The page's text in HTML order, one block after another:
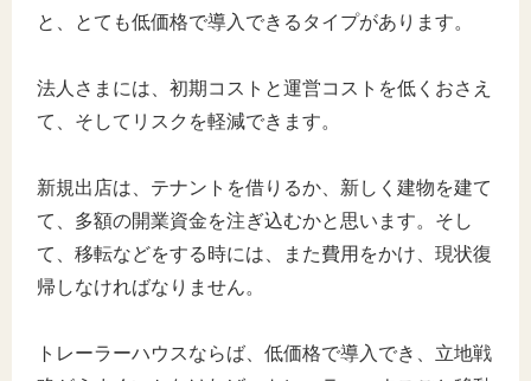
と、とても低価格で導入できるタイプがあります。
法人さまには、初期コストと運営コストを低くおさえ
て、そしてリスクを軽減できます。
新規出店は、テナントを借りるか、新しく建物を建て
て、多額の開業資金を注ぎ込むかと思います。そし
て、移転などをする時には、また費用をかけ、現状復
帰しなければなりません。
トレーラーハウスならば、低価格で導入でき、立地戦